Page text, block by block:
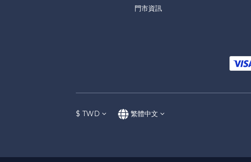
門市資訊
$ TWD 繁體中文